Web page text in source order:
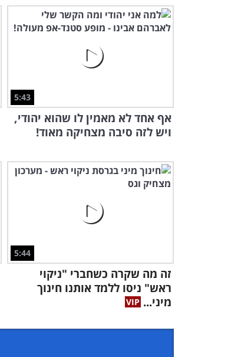
5:43
אף אחד לא מאמין לו שהוא יהודי,
ויש לזה סיבה מצחיקה מאוד!
5:44
זה מה שקרה כשחברי "ניקוי
ראש" ניסו ללמד אותנו חינוך
מיני...